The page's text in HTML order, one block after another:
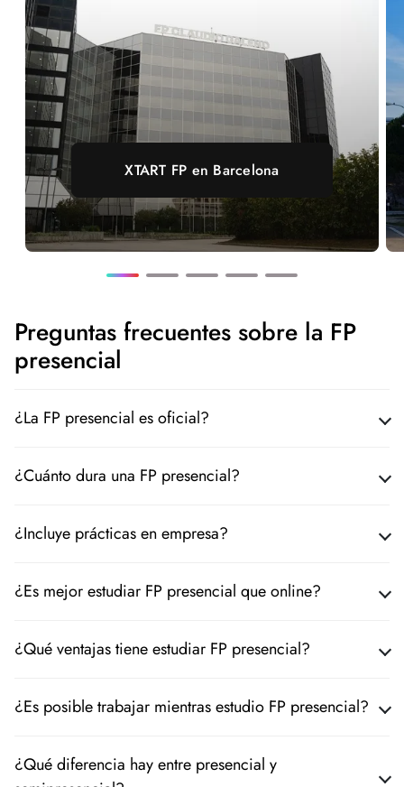
XTART FP en Barcelona
Preguntas frecuentes sobre la FP
presencial
¿La FP presencial es oficial?
¿Cuánto dura una FP presencial?
¿Incluye prácticas en empresa?
¿Es mejor estudiar FP presencial que online?
¿Qué ventajas tiene estudiar FP presencial?
¿Es posible trabajar mientras estudio FP presencial?
¿Qué diferencia hay entre presencial y